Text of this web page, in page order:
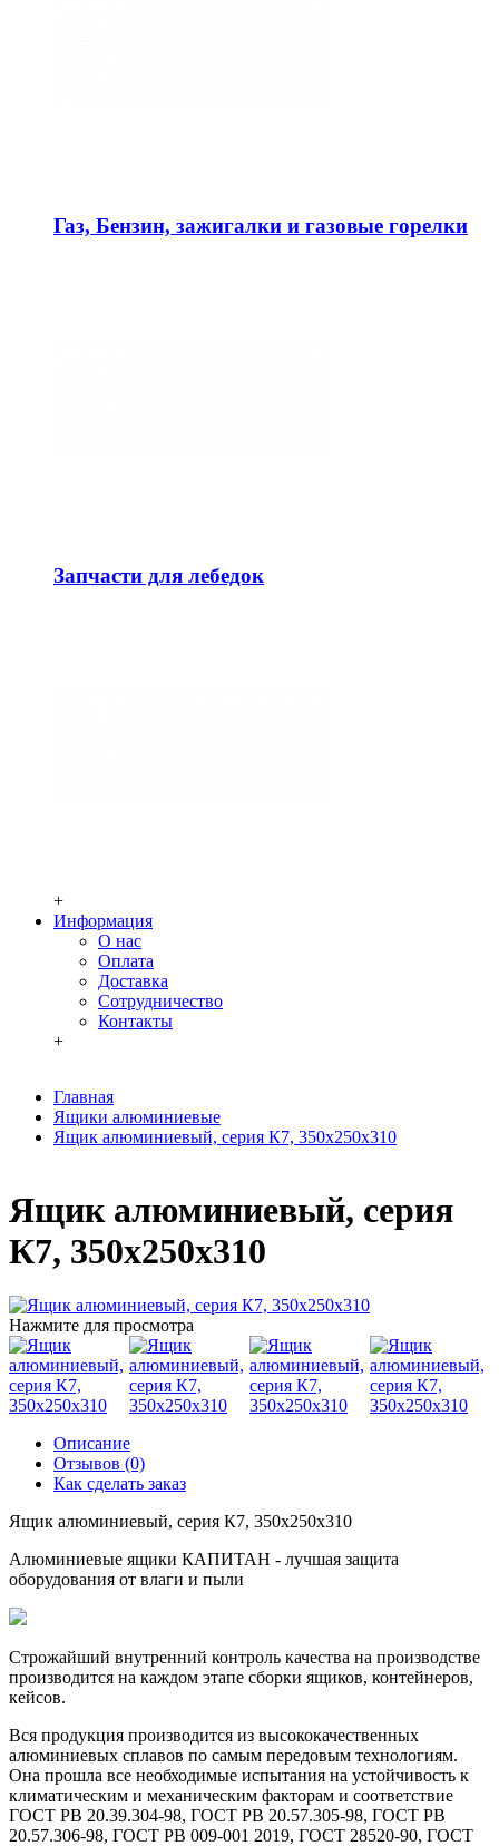
Газ, Бензин, зажигалки и газовые горелки
Запчасти для лебедок
+
Информация
О нас
Оплата
Доставка
Сотрудничество
Контакты
+
Главная
Ящики алюминиевые
Ящик алюминиевый, серия К7, 350x250x310
Ящик алюминиевый, серия
К7, 350x250x310
Нажмите для просмотра
Описание
Отзывов (0)
Как сделать заказ
Ящик алюминиевый, серия К7, 350x250x310
Алюминиевые ящики КАПИТАН - лучшая защита
оборудования от влаги и пыли
Строжайший внутренний контроль качества на производстве
производится на каждом этапе сборки ящиков, контейнеров,
кейсов.
Вся продукция производится из высококачественных
алюминиевых сплавов по самым передовым технологиям.
Она прошла все необходимые испытания на устойчивость к
климатическим и механическим факторам и соответствие
ГОСТ РВ 20.39.304-98, ГОСТ РВ 20.57.305-98, ГОСТ РВ
20.57.306-98, ГОСТ РВ 009-001 2019, ГОСТ 28520-90, ГОСТ